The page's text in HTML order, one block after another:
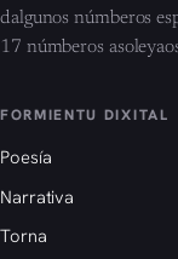
dalgunos númberos
17 númberos
FORMIENTU DIXITAL
Poesía
Narrativa
Torna